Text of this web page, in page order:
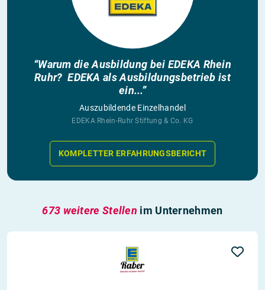
“Warum die Ausbildung bei EDEKA Rhein
Ruhr? EDEKA als Ausbildungsbetrieb ist
ein...”
Auszubildende Einzelhandel
EDEKA Rhein-Ruhr Stiftung & Co. KG
KOMPLETTER ERFAHRUNGSBERICHT
673 weitere Stellen im Unternehmen